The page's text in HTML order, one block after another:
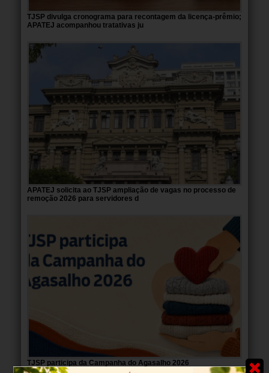
TJSP divulga cronograma para recontagem da licença-prêmio;
APATEJ acompanhou tratativas ju
APATEJ solicita ao TJSP ampliação de vagas no processo de
remoção 2026 para servidores d
TJSP participa da Campanha do Agasalho 2026